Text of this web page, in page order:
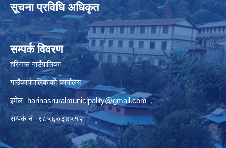
सूचना प्रविधि अधिकृत
सम्पर्क विवरण
हरिनास गाउँपालिका
गाउँकार्यपालिकाको कार्यालय
इमेलः harinasruralmunicipality@gmail.com
सम्पर्क नंः-९८५६०३४५१२